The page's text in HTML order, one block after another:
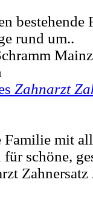
rund um..
Zahnarzt
Familie mit
schöne,